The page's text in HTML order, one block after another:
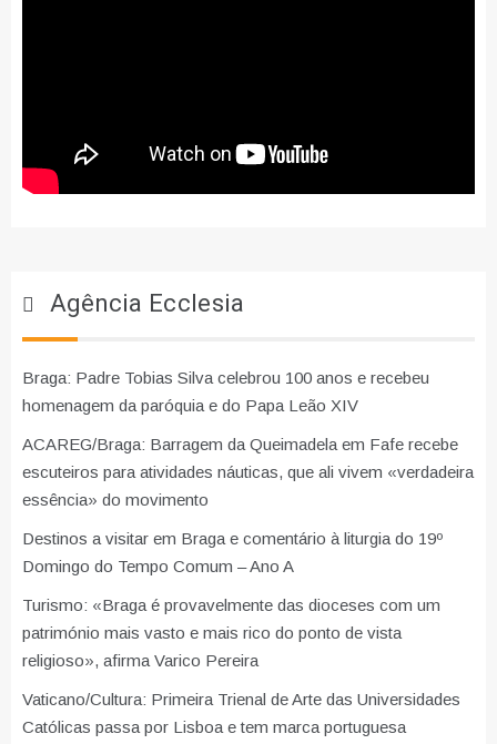
Agência Ecclesia
Braga: Padre Tobias Silva celebrou 100 anos e recebeu
homenagem da paróquia e do Papa Leão XIV
ACAREG/Braga: Barragem da Queimadela em Fafe recebe
escuteiros para atividades náuticas, que ali vivem «verdadeira
essência» do movimento
Destinos a visitar em Braga e comentário à liturgia do 19º
Domingo do Tempo Comum – Ano A
Turismo: «Braga é provavelmente das dioceses com um
património mais vasto e mais rico do ponto de vista
religioso», afirma Varico Pereira
Vaticano/Cultura: Primeira Trienal de Arte das Universidades
Católicas passa por Lisboa e tem marca portuguesa